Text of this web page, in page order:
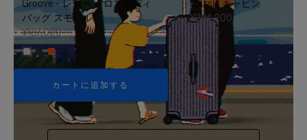
Groove - レザー クロスボディ
バッグ スモール
¥187,000
+5
カートに追加する
Classic キャビン
¥354,200